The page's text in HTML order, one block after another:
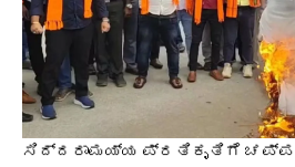
ಸಿದ್ದರಾಮಯ್ಯ ಪ್ರತಿಕೃತಿಗೆ